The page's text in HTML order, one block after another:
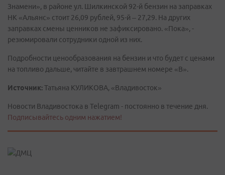
Знамени», в районе ул. Шилкинской 92-й бензин на заправках
НК «Альянс» стоит 26,09 рублей, 95-й – 27,29. На других
заправках смены ценников не зафиксировано. «Пока», -
резюмировали сотрудники одной из них.
Подробности ценообразования на бензин и что будет с ценами
на топливо дальше, читайте в завтрашнем номере «В».
Источник:Татьяна КУЛИКОВА, «Владивосток»
Новости Владивостока в Telegram - постоянно в течение дня.
Подписывайтесь одним нажатием!